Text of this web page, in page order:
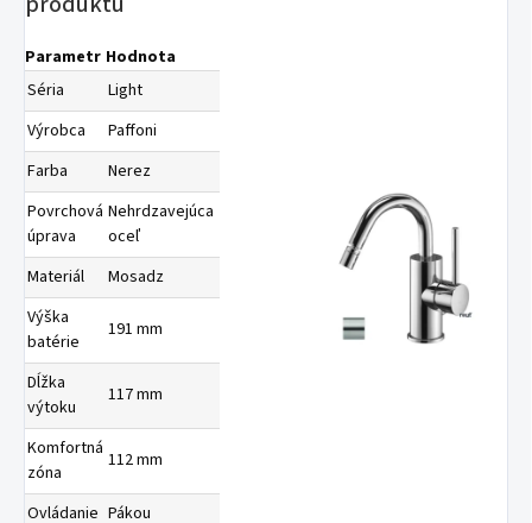
Parametr Hodnota
Séria
Light
Výrobca
Paffoni
Farba
Nerez
Povrchová
úprava
Nehrdzavejúca
oceľ
Materiál
Mosadz
Výška
batérie
191 mm
Dĺžka
výtoku
117 mm
Komfortná
zóna
112 mm
Ovládanie Pákou